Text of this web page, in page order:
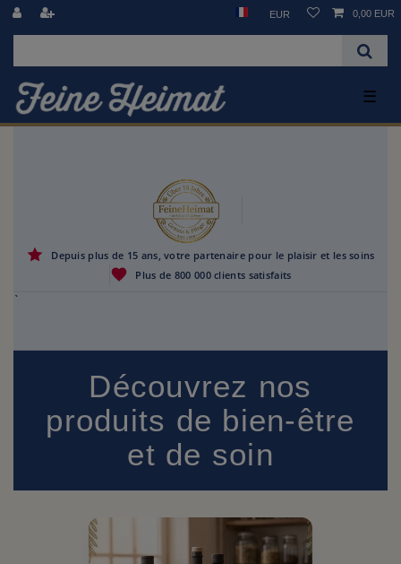
EUR 0,00 EUR
☰
Depuis plus de 15 ans, votre partenaire pour le plaisir et les soins
Plus de 800 000 clients satisfaits
`
Découvrez nos
produits de bien-être
et de soin